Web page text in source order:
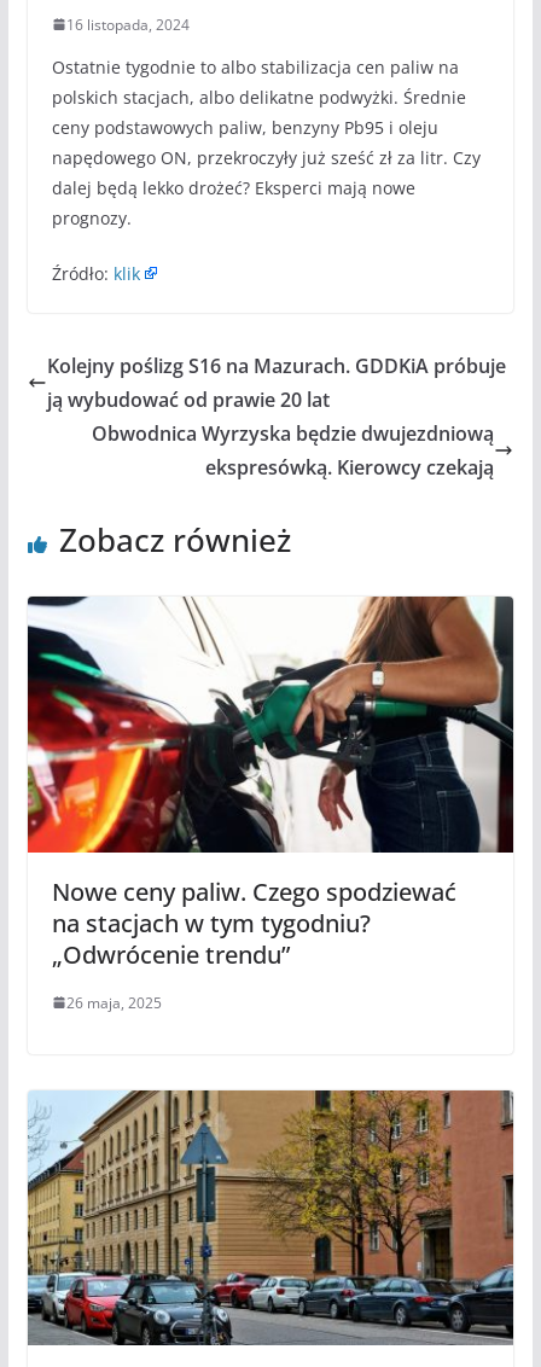
16 listopada, 2024
Ostatnie tygodnie to albo stabilizacja cen paliw na
polskich stacjach, albo delikatne podwyżki. Średnie
ceny podstawowych paliw, benzyny Pb95 i oleju
napędowego ON, przekroczyły już sześć zł za litr. Czy
dalej będą lekko drożeć? Eksperci mają nowe
prognozy.
Źródło: klik
Kolejny poślizg S16 na Mazurach. GDDKiA próbuje
ją wybudować od prawie 20 lat
Obwodnica Wyrzyska będzie dwujezdniową
ekspresówką. Kierowcy czekają
Zobacz również
Nowe ceny paliw. Czego spodziewać
na stacjach w tym tygodniu?
„Odwrócenie trendu”
26 maja, 2025